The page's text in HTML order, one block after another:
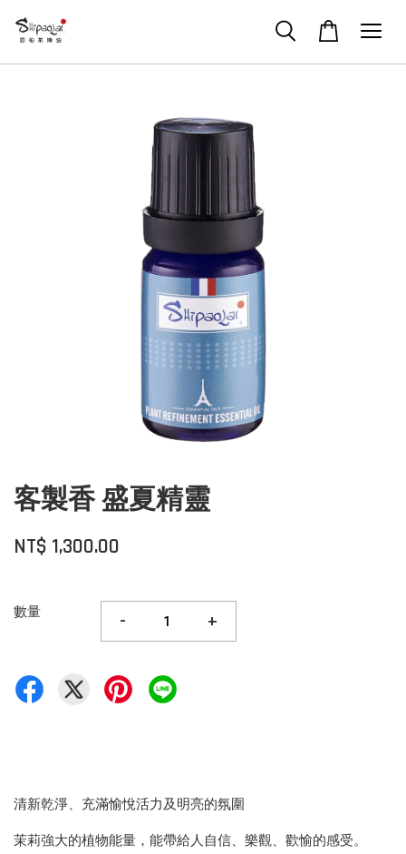
客製香 盛夏精靈
NT$ 1,300.00
數量 - +
清新乾淨、充滿愉悅活力及明亮的氛圍
茉莉強大的植物能量，能帶給人自信、樂觀、歡愉的感受。